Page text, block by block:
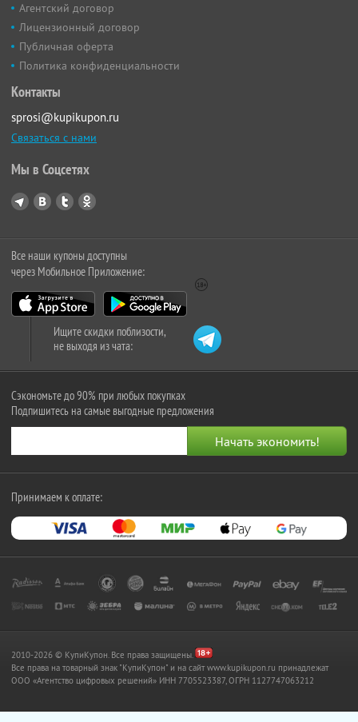
Агентский договор
Лицензионный договор
Публичная оферта
Политика конфиденциальности
Контакты
sprosi@kupikupon.ru
Связаться с нами
Мы в Соцсетях
Все наши купоны доступны
через Мобильное Приложение:
Ищите скидки поблизости,
не выходя из чата:
Сэкономьте до 90% при любых покупках
Подпишитесь на самые выгодные предложения
Принимаем к оплате:
2010-2026 © КупиКупон. Все права защищены.
Все права на товарный знак "КупиКупон" и на сайт www.kupikupon.ru принадлежат
OOO «Агентство цифровых решений» ИНН 7705523387, ОГРН 1127747063212